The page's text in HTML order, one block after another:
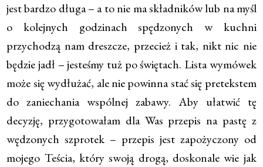
jest bardzo długa – a to nie ma składników lub na myśl
o kolejnych godzinach spędzonych w kuchni
przychodzą nam dreszcze, przecież i tak, nikt nic nie
będzie jadł – jesteśmy tuż po świętach. Lista wymówek
może się wydłużać, ale nie powinna stać się pretekstem
do zaniechania wspólnej zabawy. Aby ułatwić tę
decyzję, przygotowałam dla Was przepis na pastę z
wędzonych szprotek – przepis jest zapożyczony od
mojego Teścia, który swoją drogą, doskonale wie jak